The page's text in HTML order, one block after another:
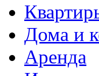
Дома и
Аренда